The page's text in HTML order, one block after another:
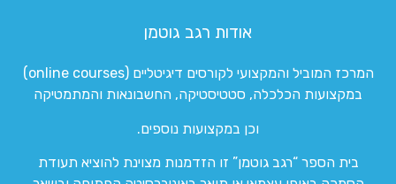
אודות רגב גוטמן
המרכז המוביל והמקצועי לקורסים דיגיטליים (online courses)
במקצועות הכלכלה, סטטיסטיקה, החשבונאות והמתמטיקה
וכן במקצועות נוספים.
בית הספר “רגב גוטמן” זו הזדמנות מצוינת להוציא תעודת